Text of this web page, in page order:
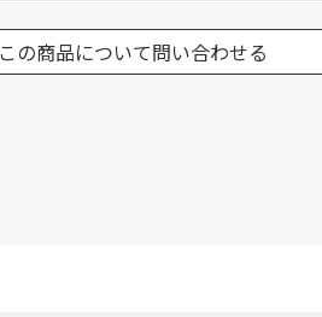
この商品について問い合わせる